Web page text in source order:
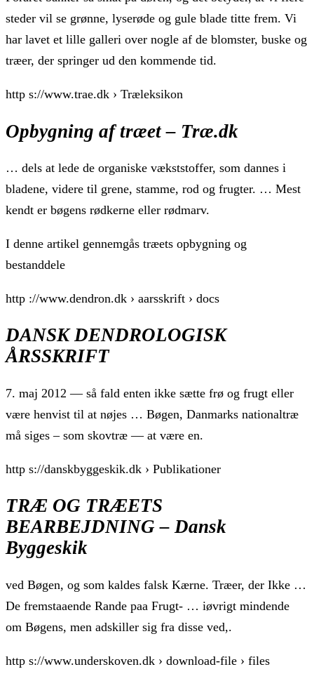
steder vil se grønne, lyserøde og gule blade titte frem. Vi
har lavet et lille galleri over nogle af de blomster, buske og
træer, der springer ud den kommende tid.
http s://www.trae.dk › Træleksikon
Opbygning af træet – Træ.dk
… dels at lede de organiske vækststoffer, som dannes i
bladene, videre til grene, stamme, rod og frugter. … Mest
kendt er bøgens rødkerne eller rødmarv.
I denne artikel gennemgås træets opbygning og
bestanddele
http ://www.dendron.dk › aarsskrift › docs
DANSK DENDROLOGISK
ÅRSSKRIFT
7. maj 2012 — så fald enten ikke sætte frø og frugt eller
være henvist til at nøjes … Bøgen, Danmarks nationaltræ
må siges – som skovtræ — at være en.
http s://danskbyggeskik.dk › Publikationer
TRÆ OG TRÆETS
BEARBEJDNING – Dansk
Byggeskik
ved Bøgen, og som kaldes falsk Kærne. Træer, der Ikke …
De fremstaaende Rande paa Frugt- … iøvrigt mindende
om Bøgens, men adskiller sig fra disse ved,.
http s://www.underskoven.dk › download-file › files